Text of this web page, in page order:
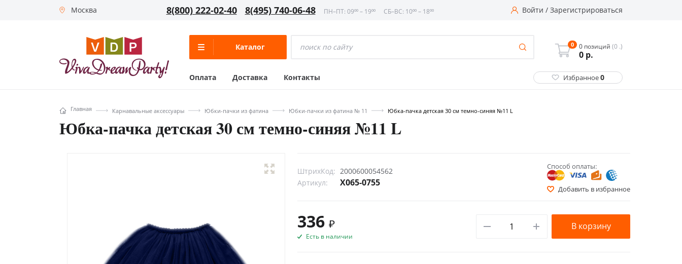
Москва 8(800) 222-02-40 8(495) 740-06-48 ПН–ПТ: 09⁰⁰ – 19⁰⁰ СБ–ВС: 10⁰⁰ – 18⁰⁰ Войти / Зарегистрироваться
Каталог 0 0 позиций (0 .)
0 р.
Оплата Доставка Контакты Избранное0
Главная Карнавальные аксессуары Юбки-пачки из фатина Юбки-пачки из фатина № 11 Юбка-пачка детская 30 см темно-синяя №11 L
Юбка-пачка детская 30 см темно-синяя №11 L
ШтрихКод: 2000600054562
Артикул:
Х065-0755
Способ оплаты:
Добавить в избранное
336 ₽
Есть в наличии
В корзину